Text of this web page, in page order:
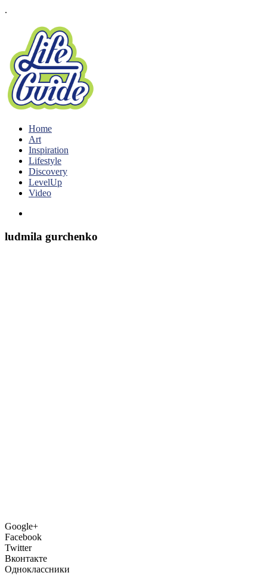
.
Home
Art
Inspiration
Lifestyle
Discovery
LevelUp
Video
ludmila gurchenko
Google+
Facebook
Twitter
Вконтакте
Одноклассники